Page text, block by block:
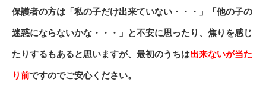
保護者の方は「私の子だけ出来ていない・・・」「他の子の
迷惑にならないかな・・・」と不安に思ったり、焦りを感じ
たりするもあると思いますが、最初のうちは出来ないが当た
り前ですのでご安心ください。